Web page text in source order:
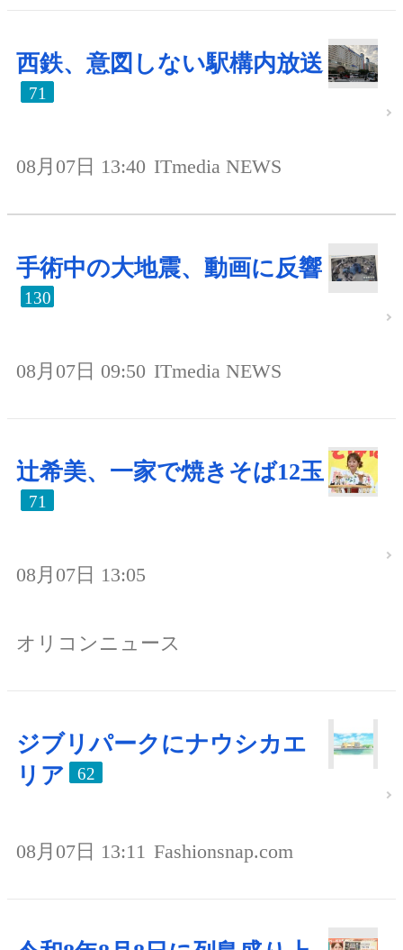
西鉄、意図しない駅構内放送
71
08月07日 13:40 ITmedia NEWS
手術中の大地震、動画に反響
130
08月07日 09:50 ITmedia NEWS
辻希美、一家で焼きそば12玉
71
08月07日 13:05
オリコンニュース
ジブリパークにナウシカエ
リア
62
08月07日 13:11 Fashionsnap.com